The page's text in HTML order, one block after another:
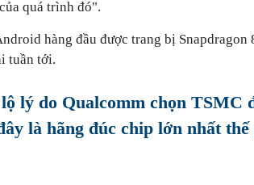
quá trình đó".
hàng đầu được trang bị Snapdragon
tuần tới.
lý do Qualcomm chọn TSMC
là hãng đúc chip lớn nhất